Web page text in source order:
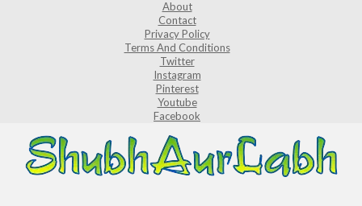
About
Contact
Privacy Policy
Terms And Conditions
Twitter
Instagram
Pinterest
Youtube
Facebook